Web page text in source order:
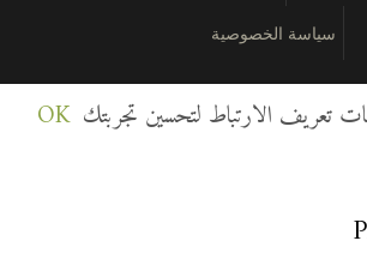
سياسة الخصوصية
تعريف الارتباط لتحسين تجربتك OK